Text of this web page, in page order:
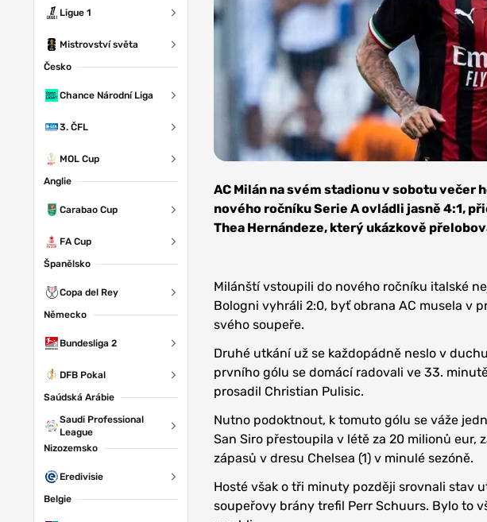
Ligue 1
Mistrovství světa
Česko
Chance Národní Liga
3. ČFL
MOL Cup
Anglie
Carabao Cup
FA Cup
Španělsko
Copa del Rey
Německo
Bundesliga 2
DFB Pokal
Saúdská Arábie
Saudi Professional
League
Nizozemsko
Eredivisie
Belgie
Jordan
Bajo
AC Milán na svém stadionu v sobotu večer
nového ročníku Serie A ovládli jasně 4:1,
Thea Hernándeze, který ukázkově
Milánští vstoupili do nového ročníku italské
Bologni vyhráli 2:0, byť obrana AC musela v
svého soupeře.
Druhé utkání už se každopádně neslo v
prvního gólu se domácí radovali ve 33.
prosadil Christian Pulisic.
Nutno podoktnout, k tomuto gólu se váže
San Siro přestoupila v létě za 20 milionů eur,
zápasů v dresu Chelsea (1) v minulé sezóně.
Hosté však o tři minuty později srovnali stav
soupeřovy brány trefil Perr Schuurs. Bylo to